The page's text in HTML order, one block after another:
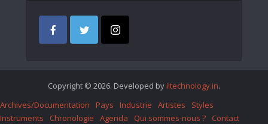
Copyright © 2026. Developed by iItechnology.in.
Archives/Documentation
Pays Industrie Artistes
Styles
Instruments
Chronologie Agenda Qui sommes-nous ? Contact